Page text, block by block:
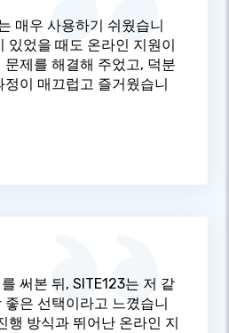
매우 사용하기 쉬웠습니
있었을 때도 온라인 지원이
제를 해결해 주었고, 덕분
이 매끄럽고 즐거웠습니
써본 뒤, SITE123는 저 같
은 선택이라고 느꼈습니
행 방식과 뛰어난 온라인 지